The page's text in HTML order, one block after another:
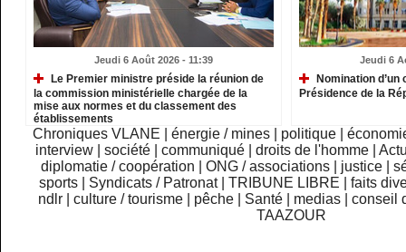
Jeudi 6 Août 2026 - 11:39
Le Premier ministre préside la réunion de
la commission ministérielle chargée de la
mise aux normes et du classement des
établissements
Jeudi 6
Nomination
Présidence de la
Chroniques VLANE énergie / mines politique
interview
|société |communiqué |droits de l'homme |
diplomatie / coopération
ONG / associations justice
sports
Syndicats / Patronat TRIBUNE LIBRE
faits
ndlr
|culture / tourisme pêche Santé medias |conseil
TAAZOUR